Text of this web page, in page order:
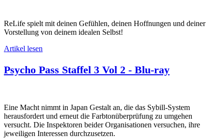
ReLife spielt mit deinen Gefühlen, deinen Hoffnungen und deiner
Vorstellung von deinem idealen Selbst!
Artikel lesen
Psycho Pass Staffel 3 Vol 2 - Blu-ray
Eine Macht nimmt in Japan Gestalt an, die das Sybill-System
herausfordert und erneut die Farbtonüberprüfung zu umgehen
versucht. Die Inspektoren beider Organisationen versuchen, ihre
jeweiligen Interessen durchzusetzen.